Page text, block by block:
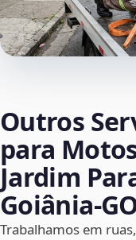
Outros
para
Jardim
Trabalhamos em